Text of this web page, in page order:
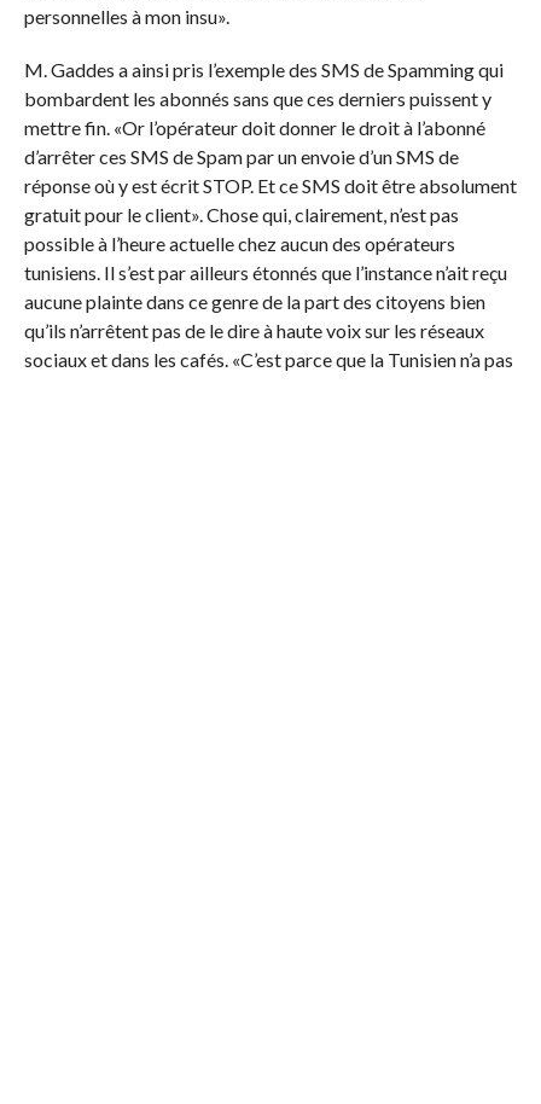
personnelles à mon insu».
M. Gaddes a ainsi pris l’exemple des SMS de Spamming qui
bombardent les abonnés sans que ces derniers puissent y
mettre fin. «Or l’opérateur doit donner le droit à l’abonné
d’arrêter ces SMS de Spam par un envoie d’un SMS de
réponse où y est écrit STOP. Et ce SMS doit être absolument
gratuit pour le client». Chose qui, clairement, n’est pas
possible à l’heure actuelle chez aucun des opérateurs
tunisiens. Il s’est par ailleurs étonnés que l’instance n’ait reçu
aucune plainte dans ce genre de la part des citoyens bien
qu’ils n’arrêtent pas de le dire à haute voix sur les réseaux
sociaux et dans les cafés. «C’est parce que la Tunisien n’a pas